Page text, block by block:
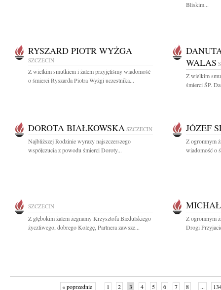
Bliskim...
RYSZARD PIOTR WYŻGA
SZCZECIN
Z wielkim smutkiem i żalem przyjęliśmy wiadomość
o śmierci Ryszarda Piotra Wyżgi uczestnika...
WALAS
Z wielkim
śmierci ŚP.
DOROTA BIAŁKOWSKA SZCZECIN
Najbliższej Rodzinie wyrazy najszczerszego
współczucia z powodu śmierci Doroty...
JÓZEF
Z ogromnym
wiadomość o
SZCZECIN
Z głębokim żalem żegnamy Krzysztofa Biedulskiego
życzliwego, dobrego Kolegę, Partnera zawsze...
Z ogromnym
Drogi
« poprzednie 1 2 3 4 5 6 7 8 ...